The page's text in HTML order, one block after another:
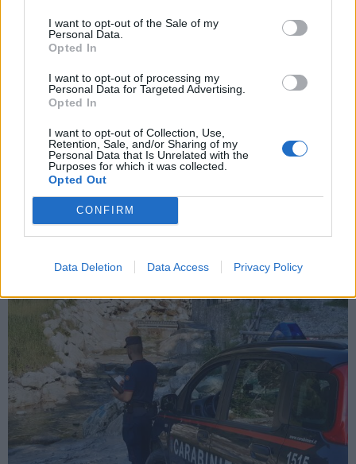
I want to opt-out of the Sale of my
Personal Data.
Opted In
I want to opt-out of processing my
Personal Data for Targeted Advertising.
Opted In
I want to opt-out of Collection, Use,
Retention, Sale, and/or Sharing of my
Personal Data that Is Unrelated with the
Purposes for which it was collected.
Opted Out
CONFIRM
Data Deletion Data Access Privacy Policy
DALLA HOME